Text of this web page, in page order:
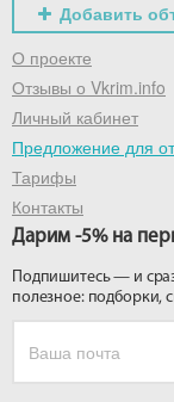
Добавить
О проекте
Отзывы о Vkrim.info
Личный кабинет
Предложение для
Тарифы
Контакты
Дарим -5% на
Подпишитесь — и
полезное: подборки,